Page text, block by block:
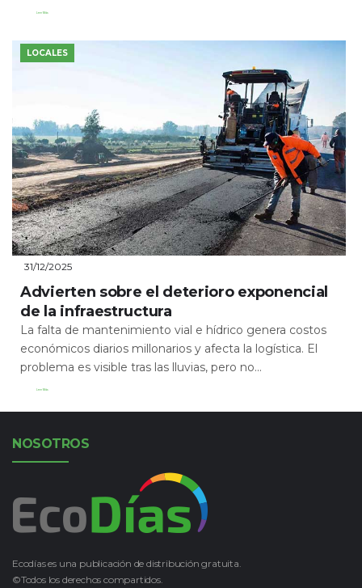
Leer Más
LOCALES
31/12/2025
Advierten sobre el deterioro exponencial
de la infraestructura
La falta de mantenimiento vial e hídrico genera costos
económicos diarios millonarios y afecta la logística. El
problema es visible tras las lluvias, pero no...
Leer Más
NOSOTROS
Ecodías es una publicación de distribución gratuita.
©Todos los derechos compartidos.